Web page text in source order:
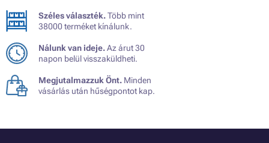
Széles választék.Több mint
38000 terméket kínálunk.
Nálunk van ideje.Az árut 30
napon belül visszaküldheti.
Megjutalmazzuk Önt. Minden
vásárlás után hűségpontot kap.